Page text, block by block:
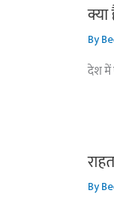
By
देश में
By